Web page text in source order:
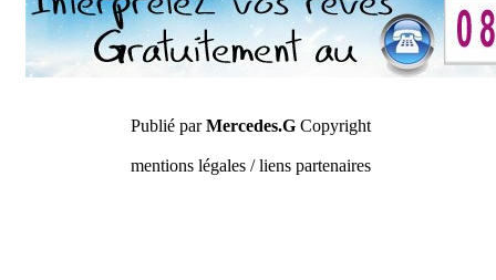
Publié parMercedes.GCopyright
mentions légales / liens partenaires